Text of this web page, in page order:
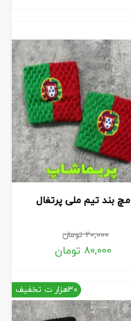
مچ بند تیم ملی پرتغال
20,000تومان
80,000 تومان
30هزار ت تخفیف